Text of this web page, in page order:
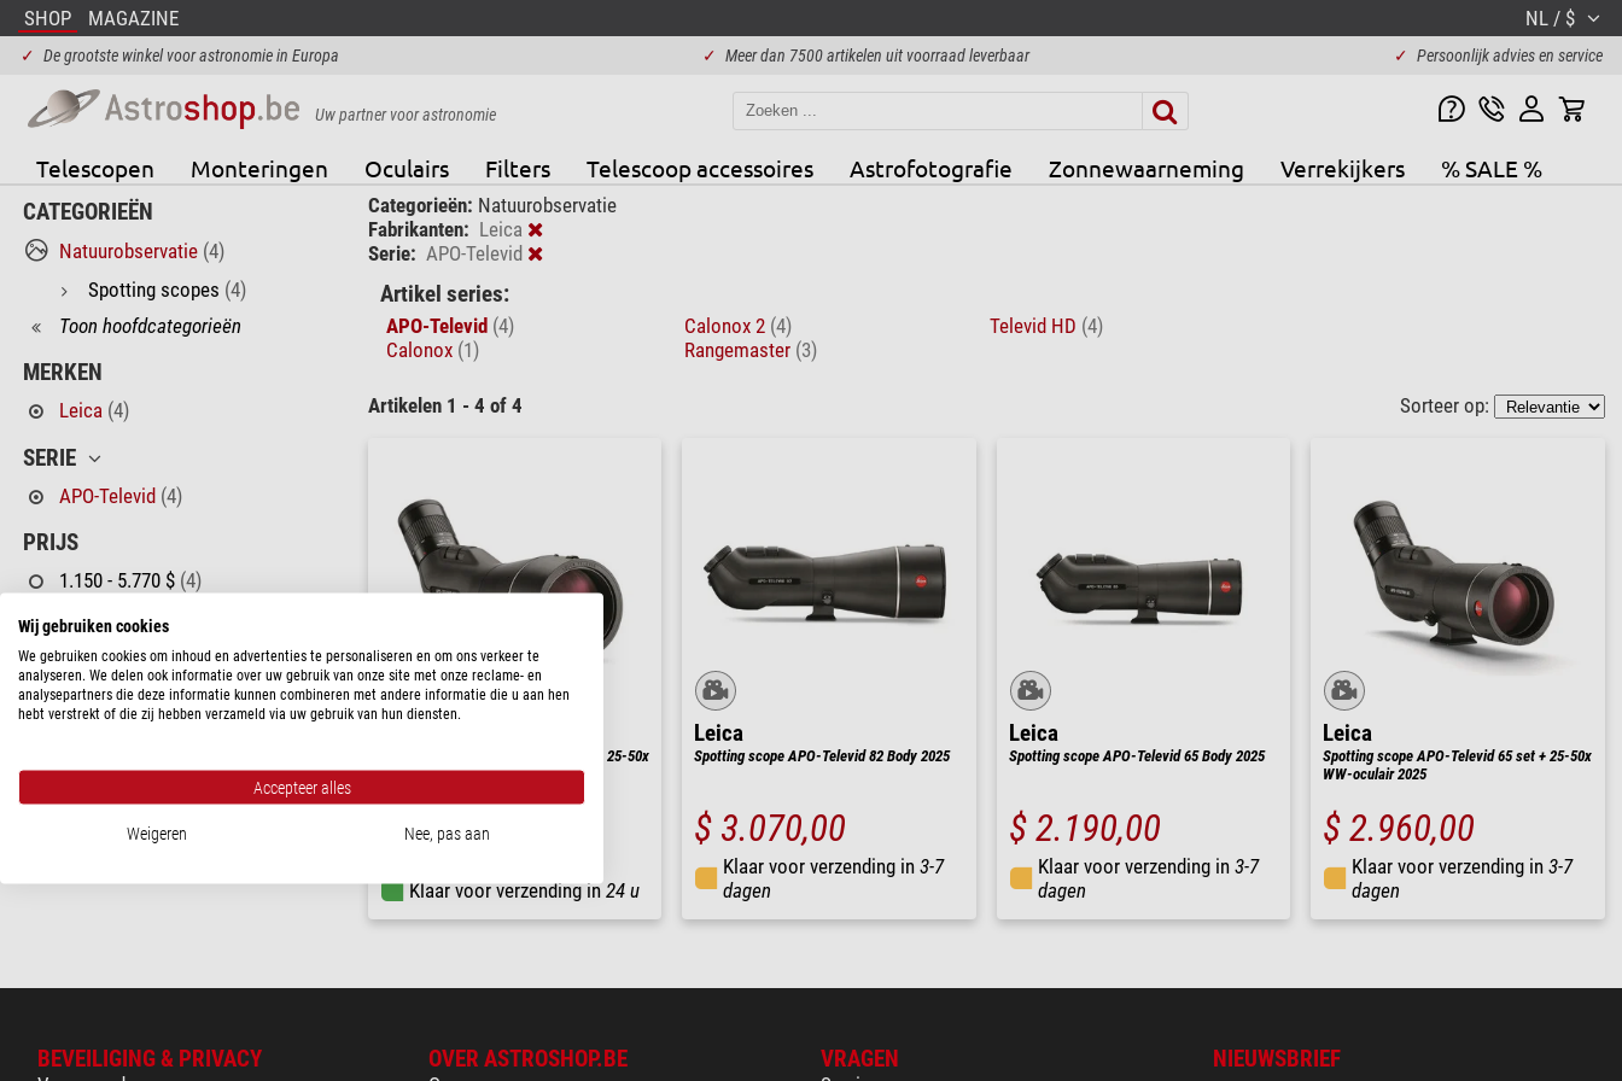
SHOP MAGAZINE NL / $
✓ De grootste winkel voor astronomie in Europa ✓ Meer dan 7500 artikelen uit voorraad leverbaar ✓ Persoonlijk advies en service
Uw partner voor astronomie
Telescopen Monteringen Oculairs Filters Telescoop accessoires Astrofotografie Zonnewaarneming Verrekijkers % SALE %
CATEGORIEËN
Natuurobservatie (4)
Spotting scopes (4)
Toon hoofdcategorieën
MERKEN
Leica (4)
SERIE
APO-Televid (4)
PRIJS
1.150 - 5.770 $ (4)
LEVERINGS STATUS
in voorraad(1)
korte termijn(3)
Categorieën: Natuurobservatie
Fabrikanten: Leica
Serie: APO-Televid
Artikel series:
APO-Televid (4)
Calonox (1)
Calonox 2 (4)
Rangemaster (3)
Televid HD (4)
Artikelen 1 - 4 of 4 Sorteer op:
Spotting scope APO-Televid 82 set + 25-50x
WW-oculair 2025
$ 3.850,00
Klaar voor verzending in24 u
Leica
Spotting scope APO-Televid 82 Body 2025
$ 3.070,00
Klaar voor verzending in 3-7
dagen
Leica
Spotting scope APO-Televid 65 Body 2025
$ 2.190,00
Klaar voor verzending in 3-7
dagen
Leica
Spotting scope APO-Televid 65 set + 25-50x
WW-oculair 2025
$ 2.960,00
Klaar voor verzending in 3-7
dagen
BEVEILIGING & PRIVACY OVER ASTROSHOP.BE VRAGEN NIEUWSBRIEF
Wij gebruiken cookies
We gebruiken cookies om inhoud en advertenties te personaliseren en om ons verkeer te
analyseren. We delen ook informatie over uw gebruik van onze site met onze reclame- en
analysepartners die deze informatie kunnen combineren met andere informatie die u aan hen
hebt verstrekt of die zij hebben verzameld via uw gebruik van hun diensten.
Accepteer alles
Weigeren Nee, pas aan